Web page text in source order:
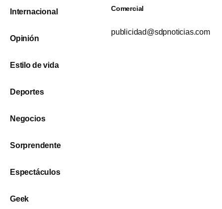
Internacional
Opinión
Estilo de vida
Deportes
Negocios
Sorprendente
Espectáculos
Geek
Comercial
publicidad@sdpnoticias.com